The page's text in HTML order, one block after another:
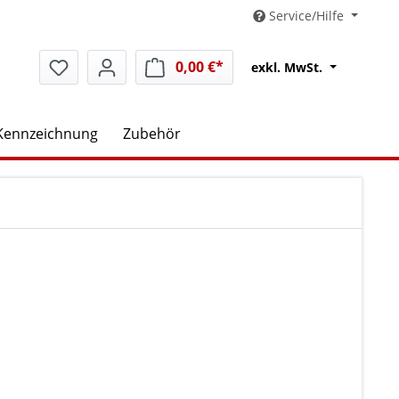
Service/Hilfe
0,00 €*Warenkorb enthält 0
exkl. MwSt.
Zubehör